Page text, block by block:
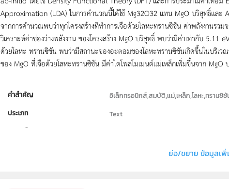
Approximation (LDA) ในการคำนวณนี้ได้ใช้ Mg32O32 แทน MgO บริสุทธิ์แล
จากการคำนวณพบว่าทุกโครงสร้างที่ทำการเจือด้วยโลหะทรานซิชัน ค่าพลังงานรว
วิเคราะห์ค่าช่องว่างพลังงาน ของโครงสร้าง MgO บริสุทธิ์ พบว่ามีค่าเท่ากับ 5.11
ด้วยโลหะ ทรานซิชัน พบว่ามีสถานะของอะตอมของโลหะทรานซิชันเกิดขึ้นในบริเว
ของ MgO ที่เจือด้วยโลหะทรานซิชัน มีค่าไดโพลโมเมนต์แม่เหล็กเพิ่มขึ้นจาก
คำสำคัญ
อิเล็กทรอนิกส์,สมบัติ,แม่,เหล็ก,โลหะ,ทรานซิชั
ประเภท
Text
ย่อ/ขยาย ข้อมูลเพิ่